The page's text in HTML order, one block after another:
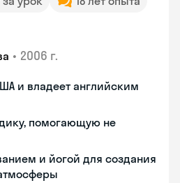
• 2006 г.
и владеет английским
помогающую не
и йогой для создания